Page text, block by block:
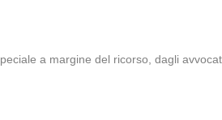
a margine del ricorso, dagli